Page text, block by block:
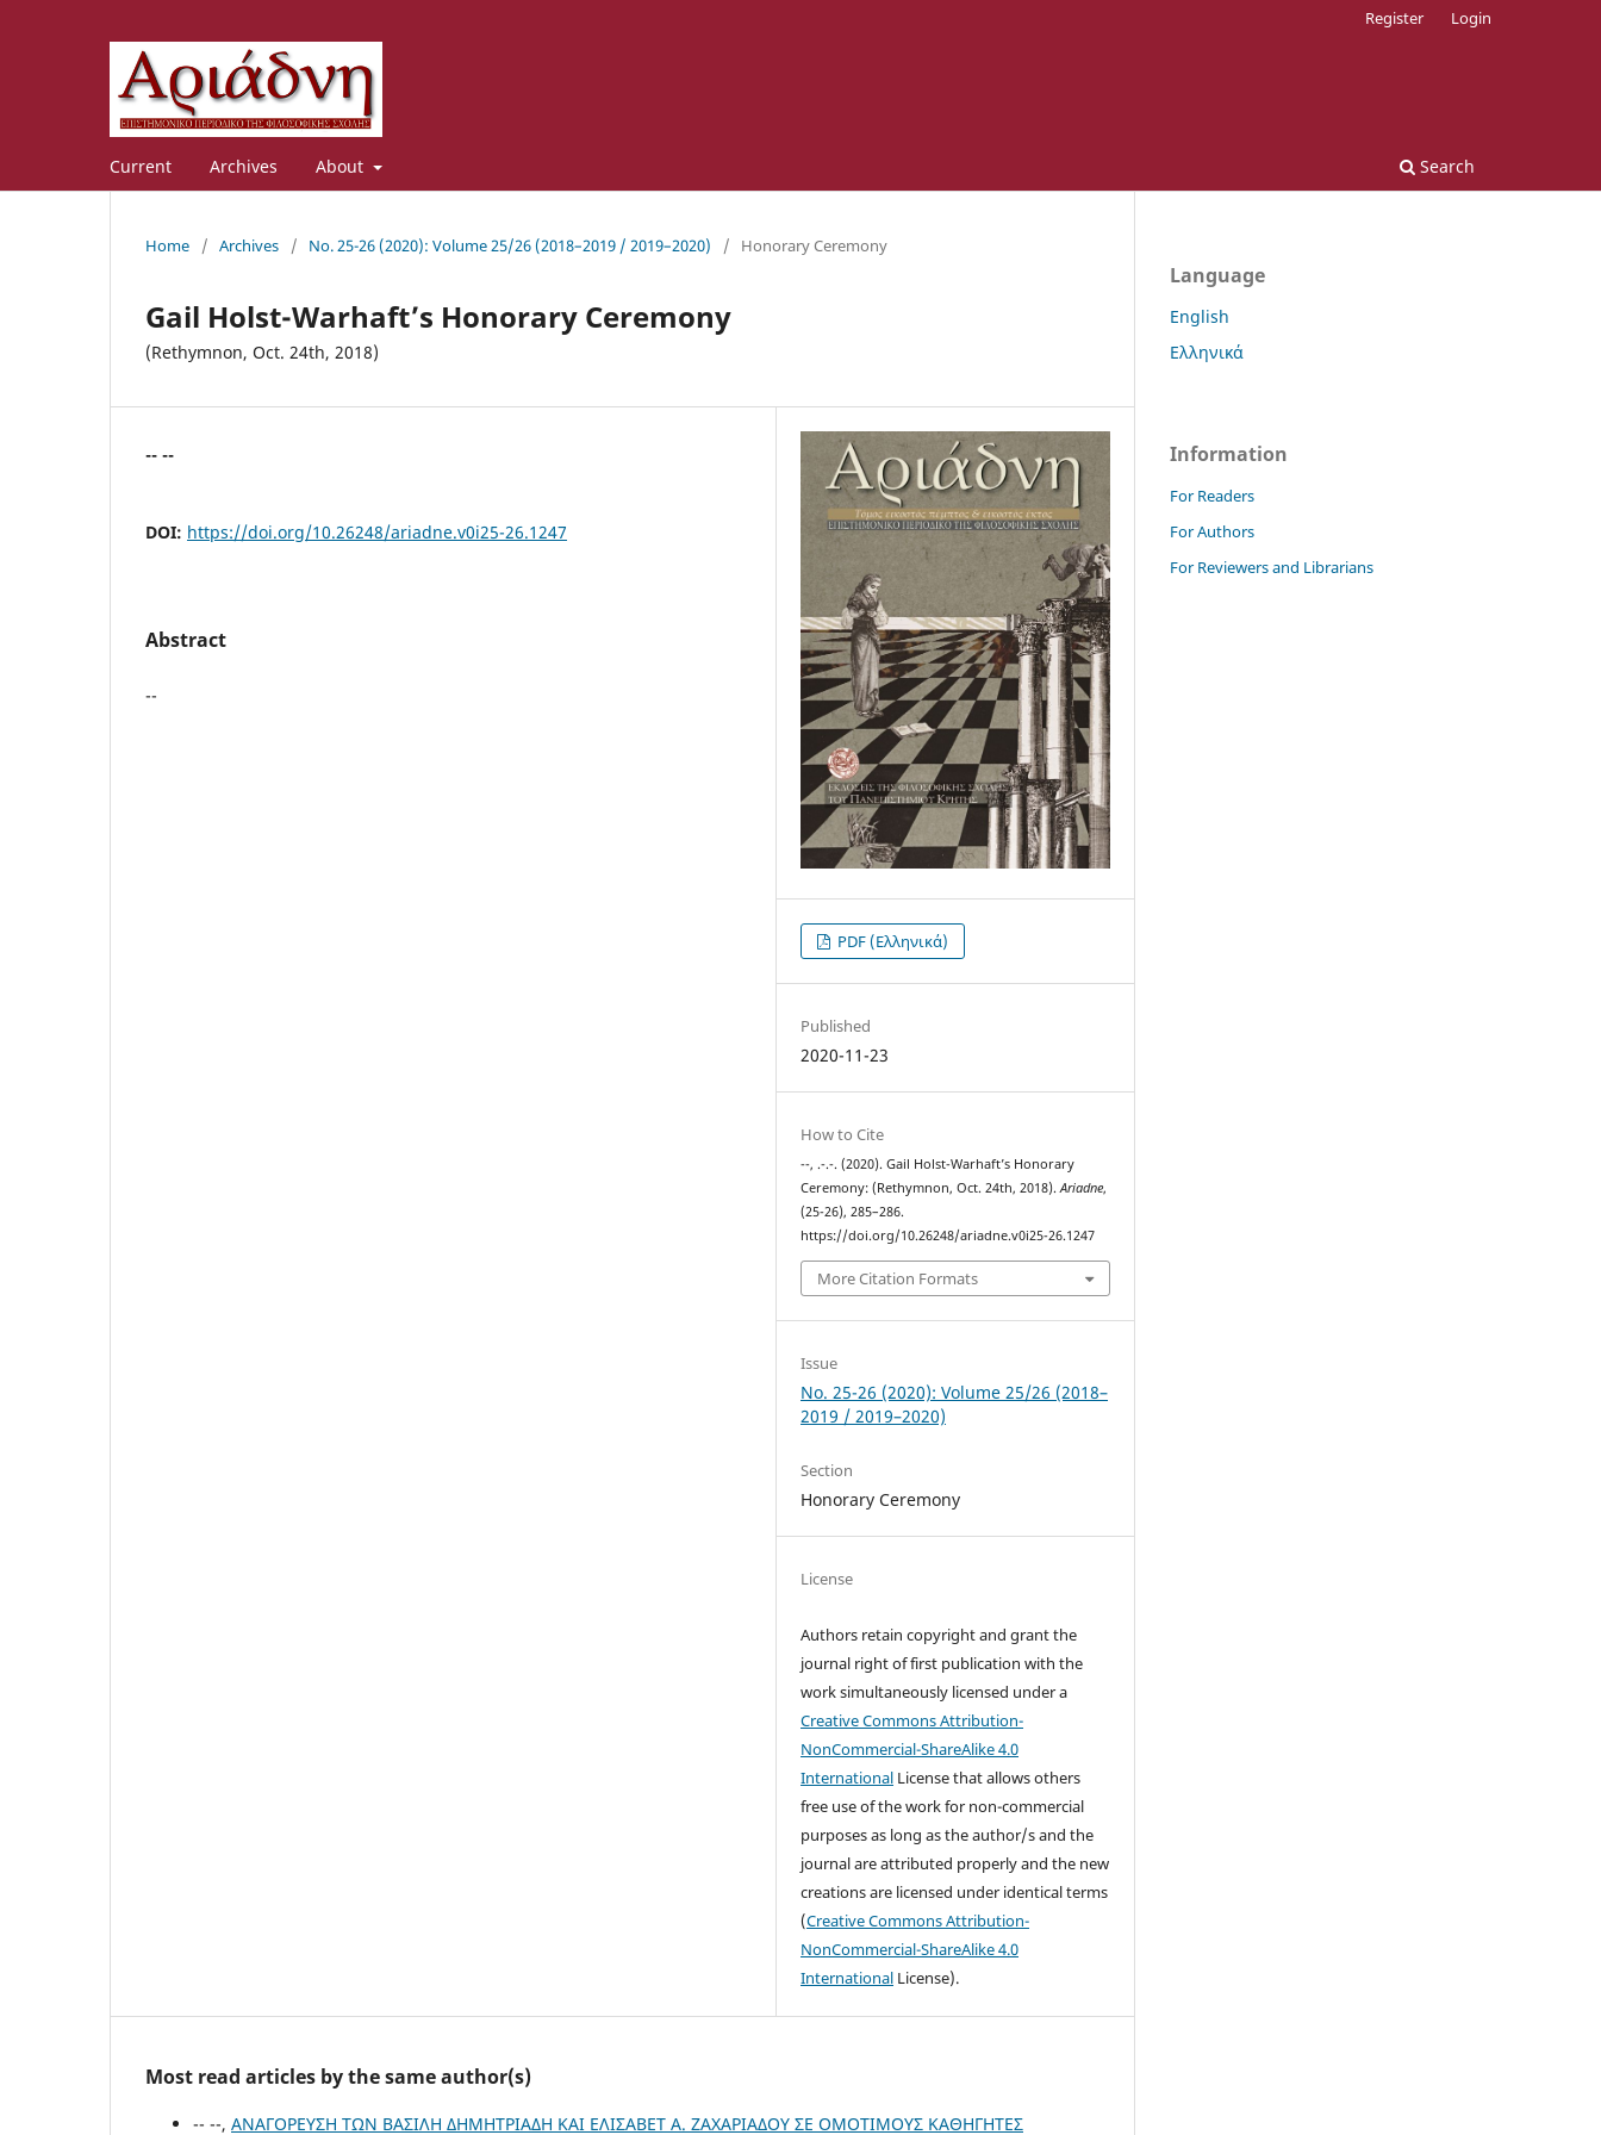
Current Archives About Search
Register Login
Home / Archives / No. 25-26 (2020): Volume 25/26 (2018–2019 / 2019–2020) / Honorary Ceremony
Gail Holst-Warhaft’s Honorary Ceremony
(Rethymnon, Oct. 24th, 2018)
-- --
DOI: https://doi.org/10.26248/ariadne.v0i25-26.1247
Abstract
--
PDF (Ελληνικά)
Published
2020-11-23
How to Cite
--, .-.-. (2020). Gail Holst-Warhaft’s Honorary
Ceremony: (Rethymnon, Oct. 24th, 2018).Ariadne,
(25-26), 285–286.
https://doi.org/10.26248/ariadne.v0i25-26.1247
More Citation Formats
Issue
No. 25-26 (2020): Volume 25/26 (2018–
2019 / 2019–2020)
Section
Honorary Ceremony
License
Authors retain copyright and grant the
journal right of first publication with the
work simultaneously licensed under a
Creative Commons Attribution-
NonCommercial-ShareAlike 4.0
International License that allows others
free use of the work for non-commercial
purposes as long as the author/s and the
journal are attributed properly and the new
creations are licensed under identical terms
(Creative Commons Attribution-
NonCommercial-ShareAlike 4.0
International License).
Most read articles by the same author(s)
-- --, ΑΝΑΓΟΡΕΥΣΗ ΤΩΝ ΒΑΣΙΛΗ ΔΗΜΗΤΡΙΑΔΗ ΚΑΙ ΕΛΙΣΑΒΕΤ Α. ΖΑΧΑΡΙΑΔΟΥ ΣΕ ΟΜΟΤΙΜΟΥΣ ΚΑΘΗΓΗΤΕΣ
Language
English
Ελληνικά
Information
For Readers
For Authors
For Reviewers and Librarians